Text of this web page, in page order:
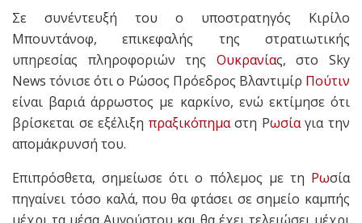
Σε συνέντευξή του o υποστρατηγός Κιρίλο
Μπουντάνοφ, επικεφαλής της στρατιωτικής
υπηρεσίας πληροφοριών της Ουκρανίας, στο Sky
News τόνισε ότι ο Ρώσος Πρόεδρος Βλαντιμίρ Πούτιν
είναι βαριά άρρωστος με καρκίνο, ενώ εκτίμησε ότι
βρίσκεται σε εξέλιξη πραξικόπημαστη Ρωσίαγια την
απομάκρυνσή του.
Επιπρόσθετα, σημείωσε ότι ο πόλεμος με τη Ρωσία
πηγαίνει τόσο καλά, που θα φτάσει σε σημείο καμπής